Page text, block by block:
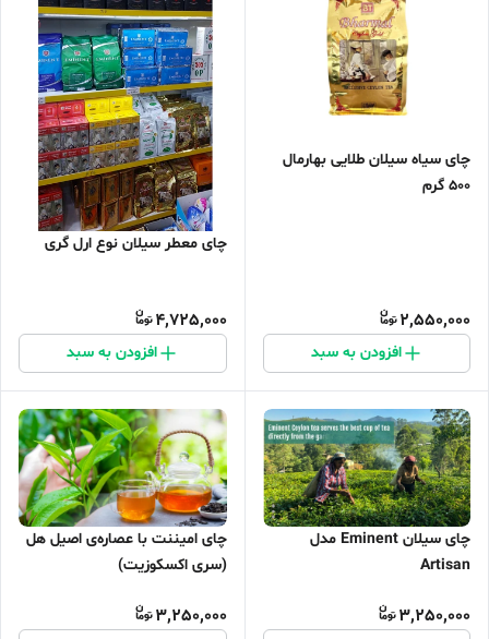
چای سیاه سیلان طلایی بهارمال
۵۰۰ گرم
2,550,000
افزودن به سبد
چای معطر سیلان نوع ارل گری
4,725,000
افزودن به سبد
چای سیلان Eminent مدل
Artisan
3,250,000
چای امیننت با عصاره‌ی اصیل هل
(سری اکسکوزیت)
3,250,000